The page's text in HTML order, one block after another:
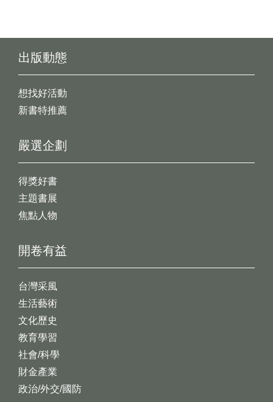
出版動態
想找好活動
新書特推薦
開卷有益
台灣采風
生活藝術
文化歷史
教育學習
社會/科學
財金產業
政治/外交/國防
嚴選企劃
得獎好書
主題書展
焦點人物